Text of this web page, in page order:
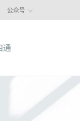
公众号
通